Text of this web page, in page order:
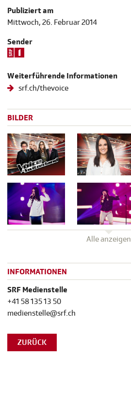
Publiziert am
Mittwoch, 26. Februar 2014
Sender
Weiterführende Informationen
srf.ch/thevoice
BILDER
Alle anzeigen
INFORMATIONEN
SRF Medienstelle
+41 58 135 13 50
medienstelle@srf.ch
ZURÜCK